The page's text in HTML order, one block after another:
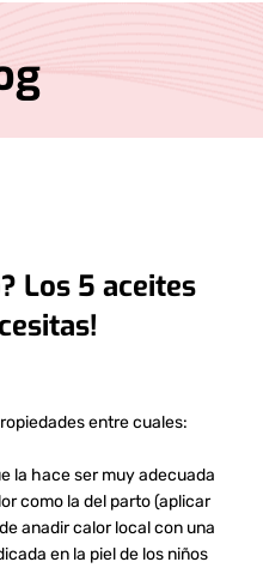
Los 5 aceites
entre cuales:
la hace ser muy adecuada
como la del parto (aplicar
anadir calor local con una
en la piel de los niños